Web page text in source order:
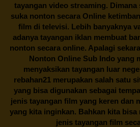
tayangan video streaming.
suka nonton secara Online
film di televisi. Lebih banyaknya
adanya tayangan iklan membuat
nonton secara online. Apalagi
Nonton Online Sub Indo yang
menyaksikan tayangan luar
rebahan21 merupakan salah satu
yang bisa digunakan sebagai
jenis tayangan film yang keren dan
yang kita inginkan. Bahkan kita bisa
jenis tayangan film